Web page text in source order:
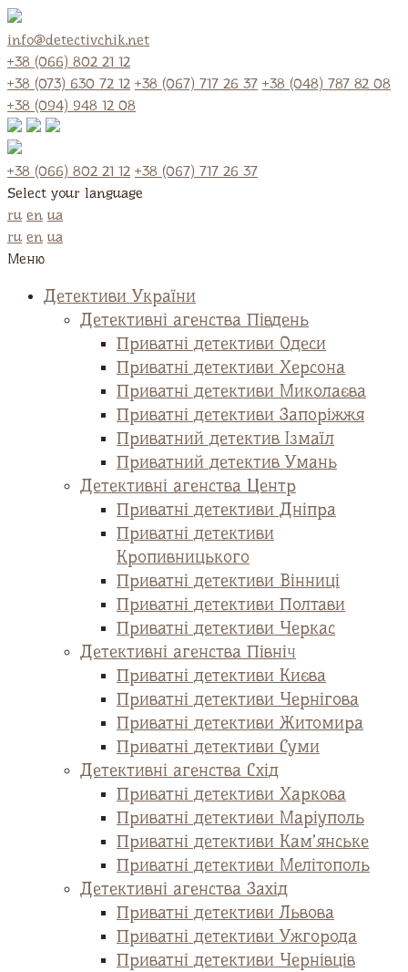
info@detectivchik.net
+38 (066) 802 21 12
+38 (073) 630 72 12 +38 (067) 717 26 37 +38 (048) 787 82 08
+38 (094) 948 12 08
+38 (066) 802 21 12 +38 (067) 717 26 37
Select your language
ru en ua
ru en ua
Меню
Детективи України
Детективні агенства Південь
Приватні детективи Одеси
Приватні детективи Херсона
Приватні детективи Миколаєва
Приватні детективи Запоріжжя
Приватний детектив Ізмаїл
Приватний детектив Умань
Детективні агенства Центр
Приватні детективи Дніпра
Приватні детективи
Кропивницького
Приватні детективи Вінниці
Приватні детективи Полтави
Приватні детективи Черкас
Детективні агенства Північ
Приватні детективи Києва
Приватні детективи Чернігова
Приватні детективи Житомира
Приватні детективи Суми
Детективні агенства Схід
Приватні детективи Харкова
Приватні детективи Маріуполь
Приватні детективи Кам’янське
Приватні детективи Мелітополь
Детективні агенства Захід
Приватні детективи Львова
Приватні детективи Ужгорода
Приватні детективи Чернівців